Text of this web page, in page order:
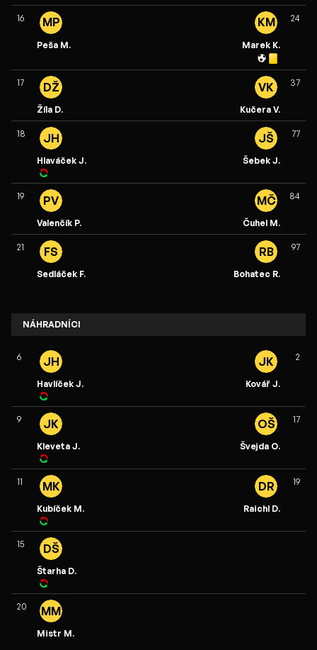
16 MP
Peša M. Marek K.
KM 24
17 DŽ
Žíla D. Kučera V.
VK 37
18 JH
Hlaváček J. Šebek J.
JŠ 77
19 PV
Valenčík P. Čuhel M.
MČ 84
21 FS
Sedláček F. Bohatec R.
RB 97
NÁHRADNÍCI
6 JH
Havlíček J. Kovář J.
JK 2
9 JK
Kleveta J. Švejda O.
OŠ 17
11 MK
Kubíček M. Raichl D.
DR 19
15 DŠ
Štarha D.
20 MM
Mistr M.